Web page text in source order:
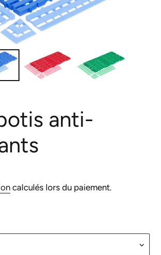
anti-
calculés lors du paiement.